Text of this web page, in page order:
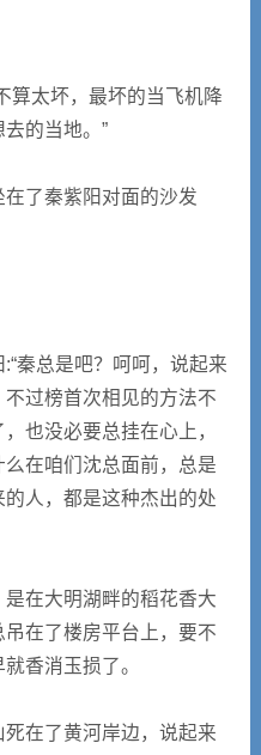
算太坏，最坏的当飞机降
的当地。”
了秦紫阳对面的沙发
秦总是吧？呵呵，说起来
过榜首次相见的方法不
也没必要总挂在心上，
在咱们沈总面前，总是
人，都是这种杰出的处
在大明湖畔的稻花香大
在了楼房平台上，要不
香消玉损了。
在了黄河岸边，说起来